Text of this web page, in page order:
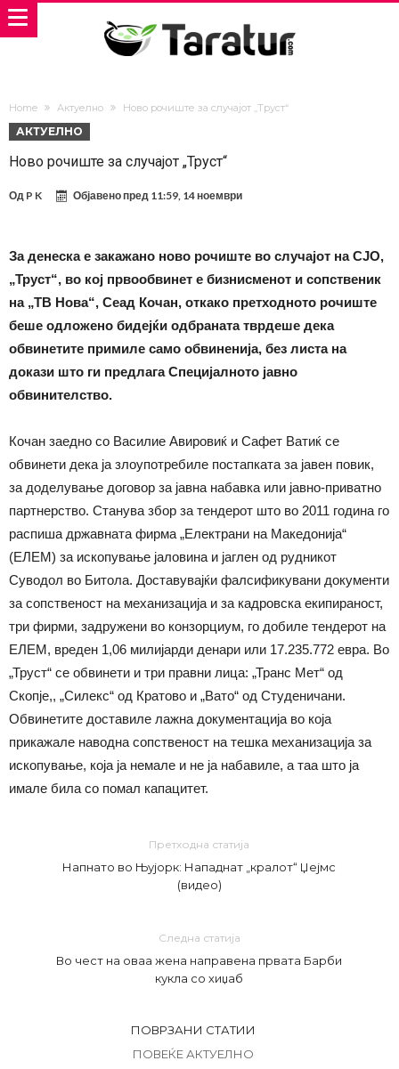
Home Актуелно Ново рочиште за случајот „Труст“
АКТУЕЛНО
Ново рочиште за случајот „Труст“
Од P K Објавено пред 11:59, 14 ноември
За денеска е закажано ново рочиште во случајот на СЈО,
„Труст“, во кој првообвинет е бизнисменот и сопственик
на „ТВ Нова“, Сеад Кочан, откако претходното рочиште
беше одложено бидејќи одбраната тврдеше дека
обвинетите примиле само обвиненија, без листа на
докази што ги предлага Специјалното јавно
обвинителство.
Кочан заедно со Василие Авировиќ и Сафет Ватиќ се
обвинети дека ја злоупотребиле постапката за јавен повик,
за доделување договор за јавна набавка или јавно-приватно
партнерство. Станува збор за тендерот што во 2011 година го
распиша државната фирма „Електрани на Македонија“
(ЕЛЕМ) за ископување јаловина и јаглен од рудникот
Суводол во Битола. Доставувајќи фалсификувани документи
за сопственост на механизација и за кадровска екипираност,
три фирми, задружени во конзорциум, го добиле тендерот на
ЕЛЕМ, вреден 1,06 милијарди денари или 17.235.772 евра. Во
„Труст“ се обвинети и три правни лица: „Транс Mет“ од
Скопје,, „Силекс“ од Кратово и „Вато“ од Студеничани.
Oбвинетите доставиле лажна документација во која
прикажале наводна сопственост на тешка механизација за
ископување, која ја немале и не ја набавиле, а таа што ја
имале била со помал капацитет.
Претходна статија
Напнато во Њујорк: Нападнат „кралот“ Џејмс
(видео)
Следна статија
Во чест на оваа жена направена првата Барби
кукла со хиџаб
ПОВРЗАНИ СТАТИИ
ПОВЕЌЕ АКТУЕЛНО